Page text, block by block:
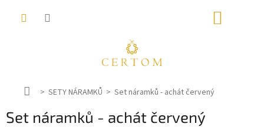
D
m
SETY NÁRAMKŮ Set náramků - achát červený
Set náramků - achát červený